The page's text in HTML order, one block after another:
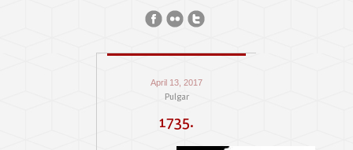
April 13, 2017
Pulgar
1735.